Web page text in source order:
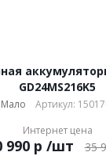
GD24MS216K5
Мало
Артикул:
Интернет цена
р /шт 35